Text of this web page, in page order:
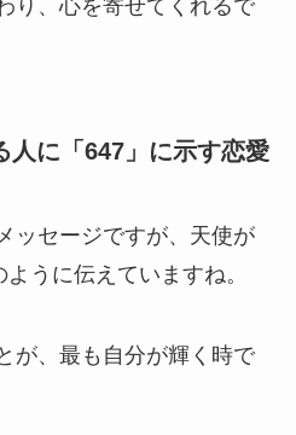
り、心を寄せてくれるで
人に「647」に示す恋愛
ッセージですが、天使が
うに伝えていますね。
が、最も自分が輝く時で